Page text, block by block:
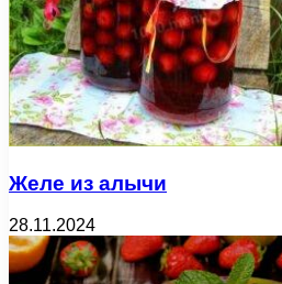
Желе из алычи
28.11.2024